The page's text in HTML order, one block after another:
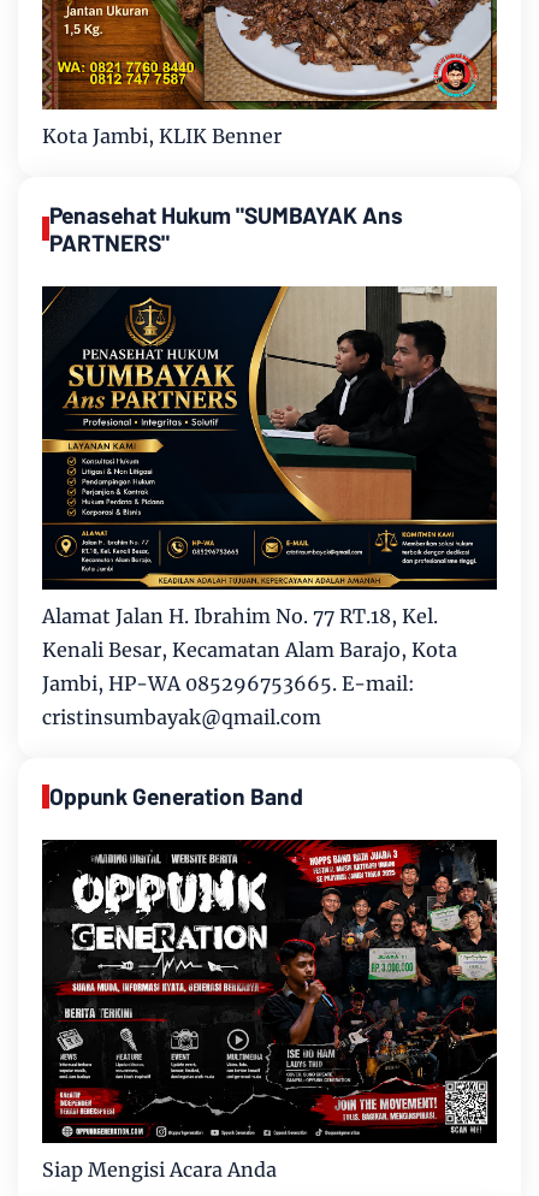
Kota Jambi, KLIK Benner
Penasehat Hukum "SUMBAYAK Ans
PARTNERS"
Alamat Jalan H. Ibrahim No. 77 RT.18, Kel.
Kenali Besar, Kecamatan Alam Barajo, Kota
Jambi, HP-WA 085296753665. E-mail:
cristinsumbayak@qmail.com
Oppunk Generation Band
Siap Mengisi Acara Anda